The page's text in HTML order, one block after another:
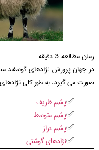
زمان مطالعه:3دقیقه
در جهان پرورش نژادهای گوسفند
صورت می گیرد. به طور کلی
پشم ظریف
پشم متوسط
پشم دراز
نژادهای گوشتی